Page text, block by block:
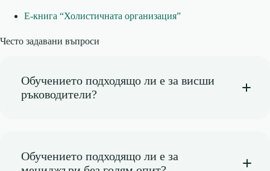
Е-книга “Холистичната организация”
Често задавани въпроси
Обучението подходящо ли е за висши
ръководители?
Обучението подходящо ли е за